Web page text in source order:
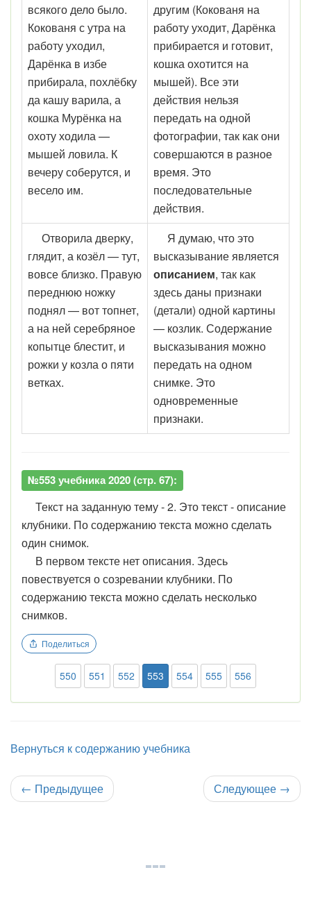
всякого дело было.
Кокованя с утра на
работу уходил,
Дарёнка в избе
прибирала, похлёбку
да кашу варила, а
кошка Мурёнка на
охоту ходила —
мышей ловила. К
вечеру соберутся, и
весело им.
другим (Кокованя на
работу уходит, Дарёнка
прибирается и готовит,
кошка охотится на
мышей). Все эти
действия нельзя
передать на одной
фотографии, так как они
совершаются в разное
время. Это
последовательные
действия.
Отворила дверку,
глядит, а козёл — тут,
вовсе близко. Правую
переднюю ножку
поднял — вот топнет,
а на ней серебряное
копытце блестит, и
рожки у козла о пяти
ветках.
Я думаю, что это
высказывание является
описанием, так как
здесь даны признаки
(детали) одной картины
— козлик. Содержание
высказывания можно
передать на одном
снимке. Это
одновременные
признаки.
№553 учебника 2020 (стр. 67):
Текст на заданную тему - 2. Это текст - описание
клубники. По содержанию текста можно сделать
один снимок.
В первом тексте нет описания. Здесь
повествуется о созревании клубники. По
содержанию текста можно сделать несколько
снимков.
Поделиться
550 551 552 553 554 555 556
Вернуться к содержанию учебника
← Предыдущее Следующее →